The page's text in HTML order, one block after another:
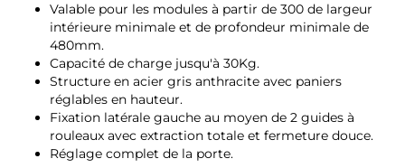
Valable pour les modules à partir de 300 de largeur
intérieure minimale et de profondeur minimale de
480mm.
Capacité de charge jusqu'à 30Kg.
Structure en acier gris anthracite avec paniers
réglables en hauteur.
Fixation latérale gauche au moyen de 2 guides à
rouleaux avec extraction totale et fermeture douce.
Réglage complet de la porte.